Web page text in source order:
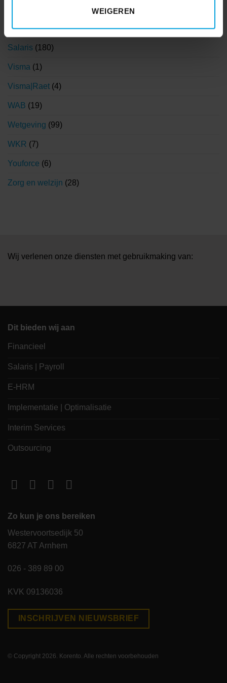
WEIGEREN
Nieuwsbrieven(84)
Salaris (180)
Visma (1)
Visma|Raet (4)
WAB (19)
Wetgeving (99)
WKR (7)
Youforce (6)
Zorg en welzijn (28)
Wij verlenen onze diensten met gebruikmaking van:
Dit bieden wij aan
Financieel
Salaris | Payroll
E-HRM
Implementatie | Optimalisatie
Interim Services
Outsourcing
Zo kun je ons bereiken
Westervoortsedijk 50
6827 AT Arnhem
026 - 389 89 00
KVK 09136036
INSCHRIJVEN NIEUWSBRIEF
© Copyright 2026. Korento. Alle rechten voorbehouden